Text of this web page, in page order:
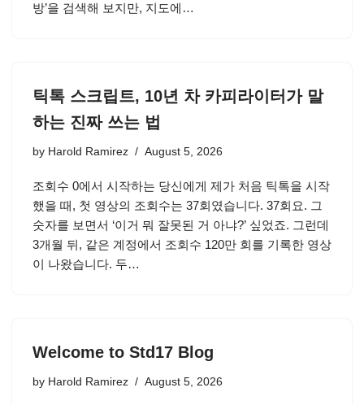
방’을 검색해 보지만, 지도에…
틱톡 스크립트, 10년 차 카피라이터가 말
하는 진짜 쓰는 법
by Harold Ramirez August 5, 2026
조회수 0에서 시작하는 당신에게 제가 처음 틱톡을 시작
했을 때, 첫 영상의 조회수는 37회였습니다. 37회요. 그
숫자를 보면서 ‘이거 뭐 잘못된 거 아냐?’ 싶었죠. 그런데
3개월 뒤, 같은 계정에서 조회수 120만 회를 기록한 영상
이 나왔습니다. 두…
Welcome to Std17 Blog
by Harold Ramirez August 5, 2026